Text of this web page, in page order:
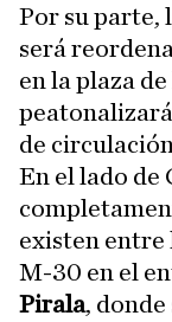
Por su parte,
será
en la plaza
de
En el lado de
existen entre
M-30 en el
Pirala,